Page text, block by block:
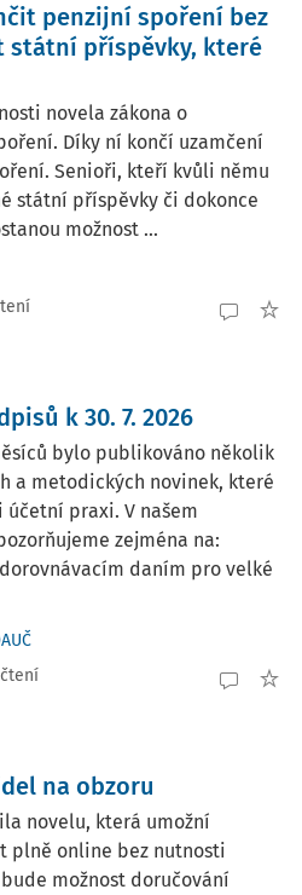
penzijní spoření bez
státní příspěvky, které
novela zákona o
Díky ní končí uzamčení
Senioři, kteří kvůli němu
státní příspěvky či dokonce
možnost ...
k 30. 7. 2026
bylo publikováno několik
a metodických novinek, které
praxi. V našem
zejména na:
daním pro velké
na obzoru
novelu, která umožní
plně online bez nutnosti
možnost doručování